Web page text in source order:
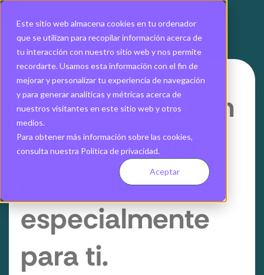
Este sitio web almacena cookies en tu ordenador
que se utilizan para recopilar información acerca de
tu interacción con nuestro sitio web y nos permite
recordarte. Usamos esta información con el fin de
mejorar y personalizar tu experiencia de navegación
y para generar analíticas y métricas acerca de
nuestros visitantes en este sitio web y otros
medios.
Para obtener más información sobre las cookies,
consulta nuestra Política de privacidad.
Aceptar
Un beneficio con
Total Abogados
pensado
especialmente
para ti.